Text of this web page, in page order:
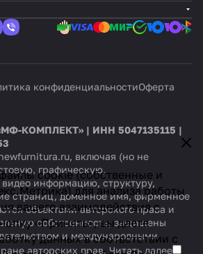
cookie (собственные и
для анализа работы
вашего взаимодействия с
«Принять», вы даете
данных в соответствии с
конфиденциальностиОферта
КОМПЛЕКТ» | ИНН 5047135115 |
включая (но не
графическую,
информацию, структуру,
страниц, доменное имя, фирменное
объектами авторского права и
собственность, защищены
и международными
авторских прав. Читать далее